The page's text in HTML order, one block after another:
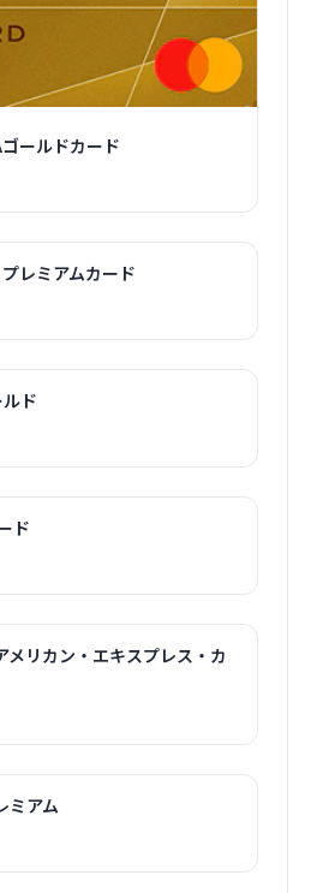
ールドカード
レミアムカード
ド
ド
メリカン・エキスプレス・カ
ミアム